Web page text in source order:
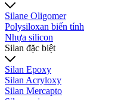
Silane Oligomer
Polysiloxan biến tính
Nhựa silicon
Silan đặc biệt
Silan Epoxy
Silan Acryloxy
Silan Mercapto